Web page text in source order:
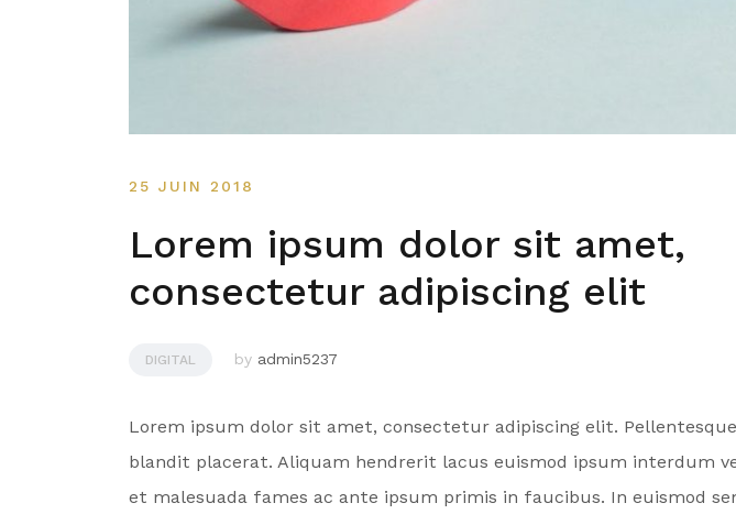
25 JUIN 2018
Lorem ipsum dolor sit amet,
consectetur adipiscing elit
DIGITAL by admin5237
Lorem ipsum dolor sit amet, consectetur adipiscing elit.
blandit placerat. Aliquam hendrerit lacus euismod ipsum interdum
et malesuada fames ac ante ipsum primis in faucibus. In euismod